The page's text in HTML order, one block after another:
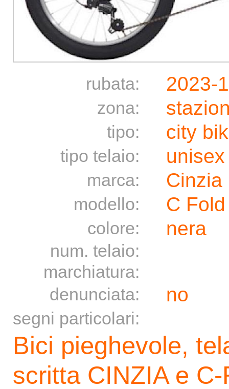
rubata: 2023-
zona:
tipo: city
tipo telaio: unisex
marca: Cinzia
modello: C
colore: nera
num. telaio:
marchiatura:
denunciata:
no
segni particolari:
Bici pieghevole,
scritta CINZIA e